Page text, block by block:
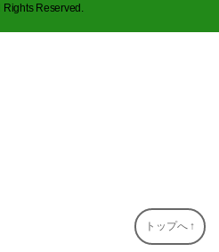
Reserved.
トップへ ↑